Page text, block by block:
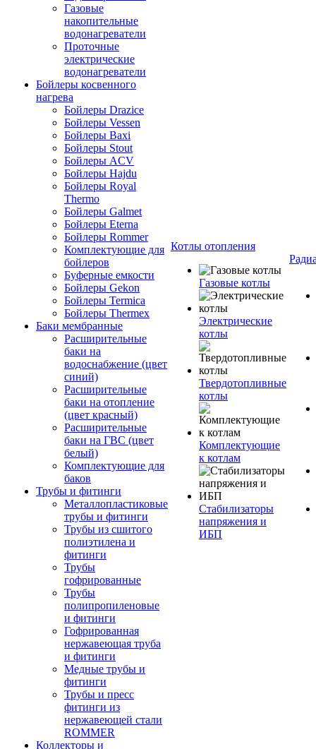
Газовые
накопительные
водонагреватели
Проточные
электрические
водонагреватели
Бойлеры косвенного
нагрева
Бойлеры Drazice
Бойлеры Vessen
Бойлеры Baxi
Бойлеры Stout
Бойлеры ACV
Бойлеры Hajdu
Бойлеры Royal
Thermo
Бойлеры Galmet
Бойлеры Eterna
Бойлеры Rommer
Комплектующие для
бойлеров
Буферные емкости
Бойлеры Gekon
Бойлеры Termica
Бойлеры Thermex
Баки мембранные
Расширительные
баки на
водоснабжение (цвет
синий)
Расширительные
баки на отопление
(цвет красный)
Расширительные
баки на ГВС (цвет
белый)
Комплектующие для
баков
Трубы и фитинги
Металлопластиковые
трубы и фитинги
Трубы из сшитого
полиэтилена и
фитинги
Трубы
гофрированные
Трубы
полипропиленовые
и фитинги
Гофрированная
нержавеющая труба
и фитинги
Медные трубы и
фитинги
Трубы и пресс
фитинги из
нержавеющей стали
ROMMER
Коллекторы и
Котлы отопления
Газовые котлы
Электрические
котлы
Твердотопливные
котлы
Комплектующие
к котлам
Стабилизаторы
напряжения и
ИБП